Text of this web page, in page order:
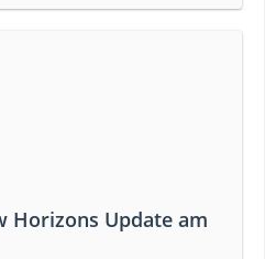
Horizons Update am